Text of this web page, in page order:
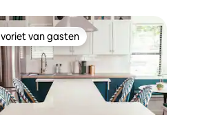
van gasten
van gasten